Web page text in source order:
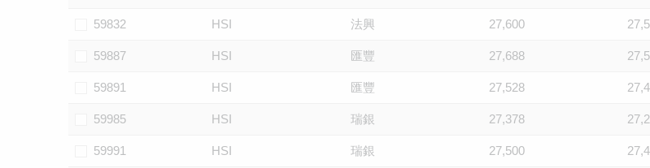
59832 HSI 法興 27,600
59887 HSI 匯豐 27,688
59891 HSI 匯豐 27,528
59985 HSI 瑞銀 27,378
59991 HSI 瑞銀 27,500